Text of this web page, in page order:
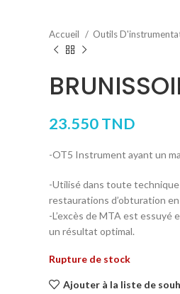
Accueil Outils
23.550TND
-OT5 Instrument ayant un
-Utilisé dans toute
restaurations d’obturation
-L’excès de MTA est
un résultat optimal.
Rupture de stock
Ajouter à la liste de